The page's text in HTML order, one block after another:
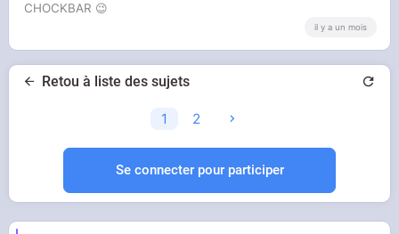
CHOCKBAR 😉️
il y a un mois
Retou à liste des sujets
1 2
Se connecter pour participer